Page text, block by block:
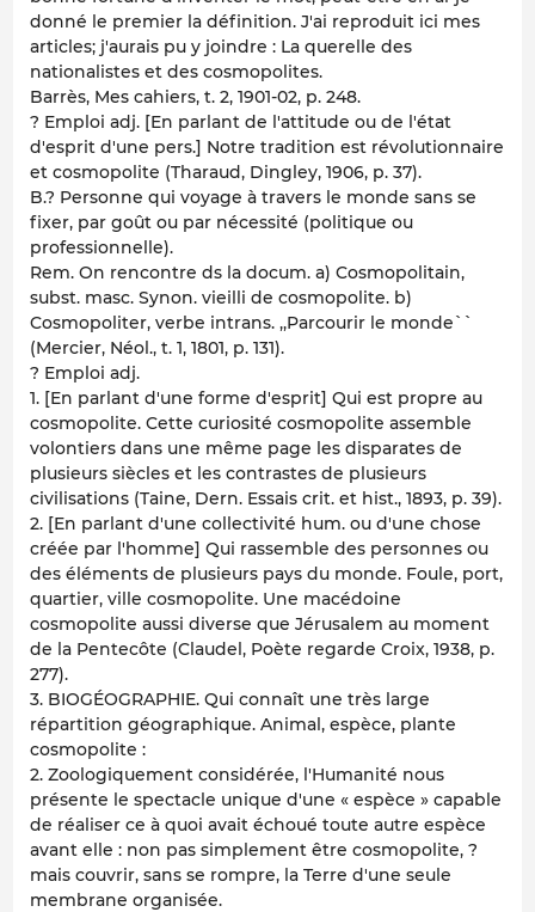
donné le premier la définition. J'ai reproduit ici mes
articles; j'aurais pu y joindre : La querelle des
nationalistes et des cosmopolites.
Barrès, Mes cahiers, t. 2, 1901-02, p. 248.
? Emploi adj. [En parlant de l'attitude ou de l'état
d'esprit d'une pers.] Notre tradition est révolutionnaire
et cosmopolite (Tharaud, Dingley, 1906, p. 37).
B.? Personne qui voyage à travers le monde sans se
fixer, par goût ou par nécessité (politique ou
professionnelle).
Rem. On rencontre ds la docum. a) Cosmopolitain,
subst. masc. Synon. vieilli de cosmopolite. b)
Cosmopoliter, verbe intrans. ,,Parcourir le monde``
(Mercier, Néol., t. 1, 1801, p. 131).
? Emploi adj.
1. [En parlant d'une forme d'esprit] Qui est propre au
cosmopolite. Cette curiosité cosmopolite assemble
volontiers dans une même page les disparates de
plusieurs siècles et les contrastes de plusieurs
civilisations (Taine, Dern. Essais crit. et hist., 1893, p. 39).
2. [En parlant d'une collectivité hum. ou d'une chose
créée par l'homme] Qui rassemble des personnes ou
des éléments de plusieurs pays du monde. Foule, port,
quartier, ville cosmopolite. Une macédoine
cosmopolite aussi diverse que Jérusalem au moment
de la Pentecôte (Claudel, Poète regarde Croix, 1938, p.
277).
3. BIOGÉOGRAPHIE. Qui connaît une très large
répartition géographique. Animal, espèce, plante
cosmopolite :
2. Zoologiquement considérée, l'Humanité nous
présente le spectacle unique d'une « espèce » capable
de réaliser ce à quoi avait échoué toute autre espèce
avant elle : non pas simplement être cosmopolite, ?
mais couvrir, sans se rompre, la Terre d'une seule
membrane organisée.